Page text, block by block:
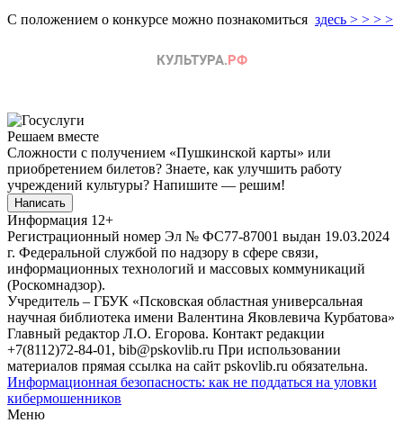
С положением о конкурсе можно познакомиться здесь > > > >
Решаем вместе
Сложности с получением «Пушкинской карты» или
приобретением билетов? Знаете, как улучшить работу
учреждений культуры? Напишите — решим!
Написать
Информация 12+
Регистрационный номер Эл № ФС77-87001 выдан 19.03.2024
г. Федеральной службой по надзору в сфере связи,
информационных технологий и массовых коммуникаций
(Роскомнадзор).
Учредитель – ГБУК «Псковская областная универсальная
научная библиотека имени Валентина Яковлевича Курбатова»
Главный редактор Л.О. Егорова. Контакт редакции
+7(8112)72-84-01, bib@pskovlib.ru При использовании
материалов прямая ссылка на сайт pskovlib.ru обязательна.
Информационная безопасность: как не поддаться на уловки
кибермошенников
Меню